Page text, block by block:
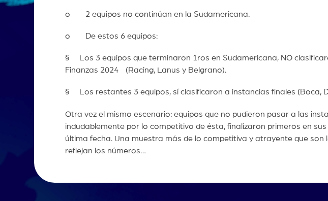
o 2 equipos no continúan en la Sudamericana.
o De estos 6 equipos:
§ Los 3 equipos que terminaron 1ros en Sudamericana, NO
Finanzas 2024 (Racing, Lanus y Belgrano).
§ Los restantes 3 equipos, sí clasificaron a instancias finales (Boca,
Otra vez el mismo escenario: equipos que no pudieron pasar a las
indudablemente por lo competitivo de ésta, finalizaron primeros en
última fecha. Una muestra más de lo competitiva y atrayente que son
reflejan los números…